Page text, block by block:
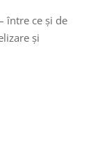
între ce și de
și